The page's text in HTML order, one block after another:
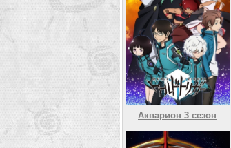
Акварион 3 сезон